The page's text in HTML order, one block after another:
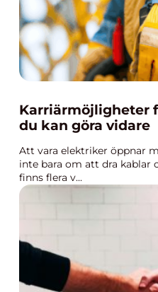
Karriärmöjligheter
du kan göra vidare
Att vara elektriker öppnar
inte bara om att dra kablar
finns flera v...